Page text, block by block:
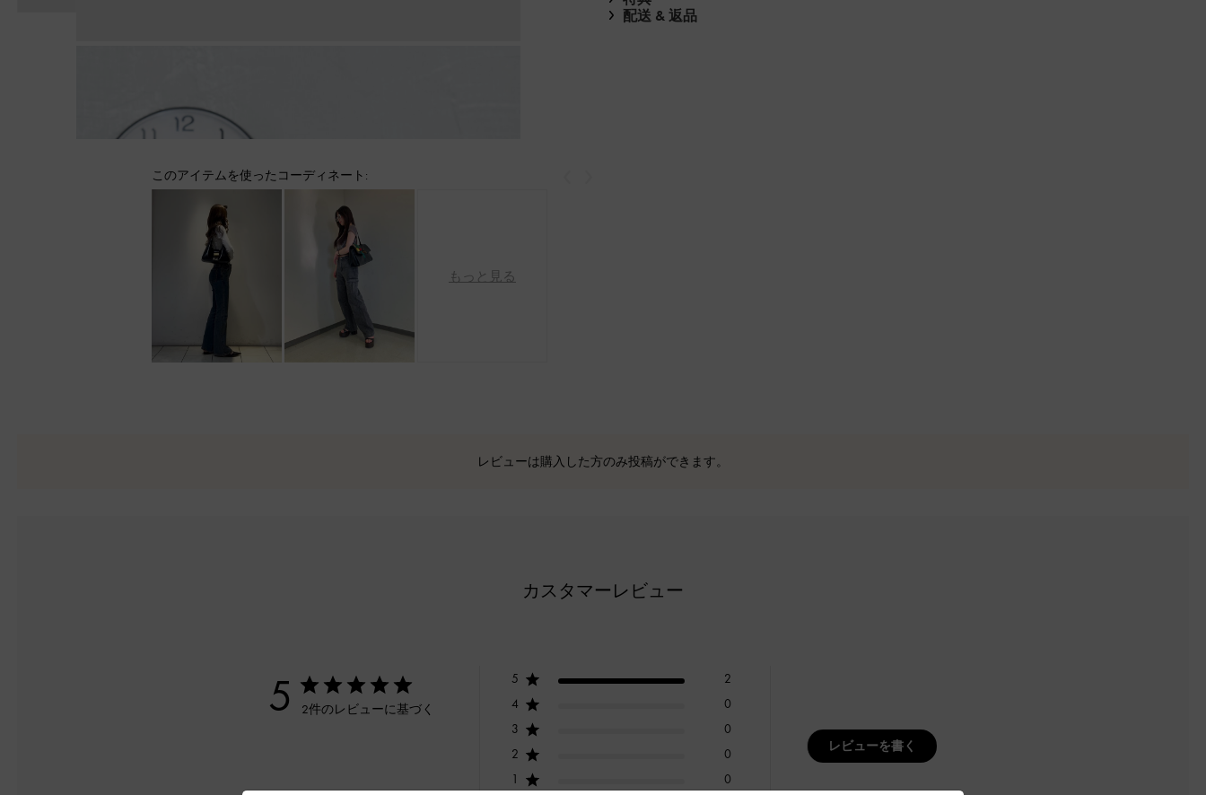
配送 & 返品
このアイテムを使ったコーディネート:
もっと見る
レビューは購入した方のみ投稿ができます。
カスタマーレビュー
5 2件のレビューに基づく
5
2
4
0
3
0
2
0
1
0
レビューを書く